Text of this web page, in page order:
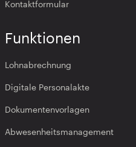
Kontaktformular
Funktionen
Lohnabrechnung
Digitale Personalakte
Dokumentenvorlagen
Abwesenheitsmanagement